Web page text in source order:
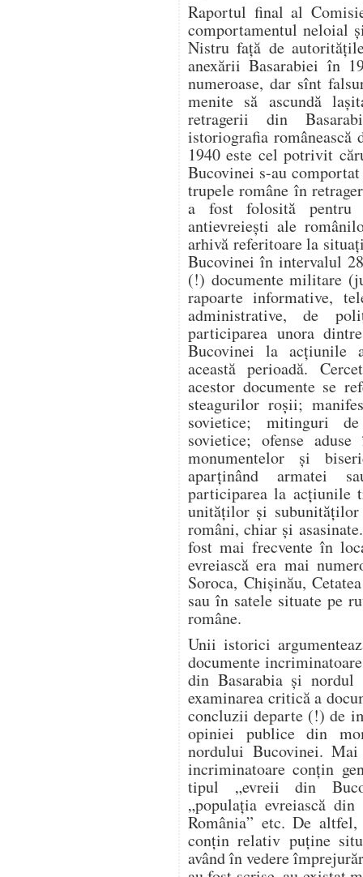
Raportul final al
comportamentul neloial
Nistru față de
anexării Basarabiei în
numeroase, dar sînt
menite să ascundă
retragerii din
istoriografia
1940 este cel potrivit
Bucovinei s-au
trupele române în
a fost folosită pentru
antievreiești ale
arhivă referitoare la
Bucovinei în intervalul
(!) documente militare
rapoarte informative,
administrative, de
participarea unora
Bucovinei la acțiunile
această perioadă.
acestor documente se
steagurilor roșii;
sovietice; mitinguri
sovietice; ofense
monumentelor și
aparținând armatei
participarea la acțiunile
unităților și
români, chiar și
fost mai frecvente în
evreiască era mai
Soroca, Chișinău,
sau în satele situate pe
române.
Unii istorici
documente
din Basarabia și nordul
examinarea critică a
concluzii departe (!) de
opiniei publice din
nordului Bucovinei.
incriminatoare conțin
tipul „evreii din
„populația evreiască
România” etc. De
conțin relativ puține
având în vedere